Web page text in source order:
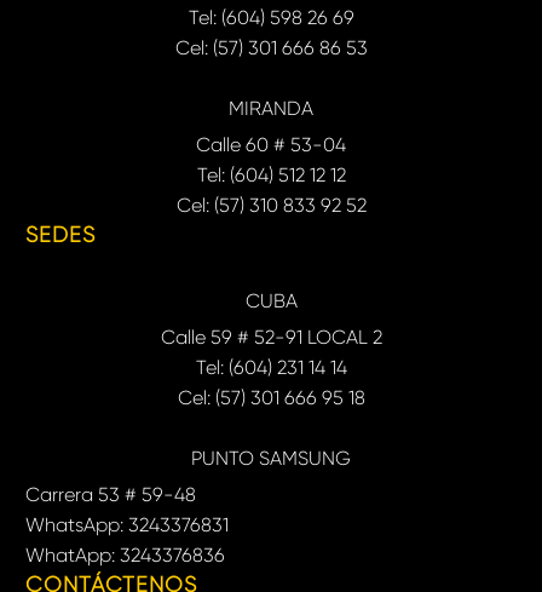
Tel: (604) 598 26 69
Cel: (57) 301 666 86 53
MIRANDA
Calle 60 # 53-04
Tel: (604) 512 12 12
Cel: (57) 310 833 92 52
SEDES
CUBA
Calle 59 # 52-91 LOCAL 2
Tel: (604) 231 14 14
Cel: (57) 301 666 95 18
PUNTO SAMSUNG
Carrera 53 # 59-48
WhatsApp: 3243376831
WhatApp: 3243376836
CONTÁCTENOS